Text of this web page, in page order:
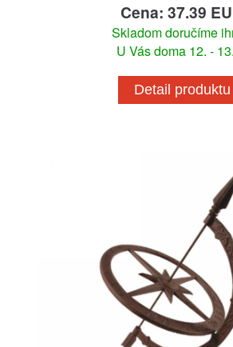
Cena: 37.39
Skladom doručíme
U Vás doma 12. -
Detail produktu